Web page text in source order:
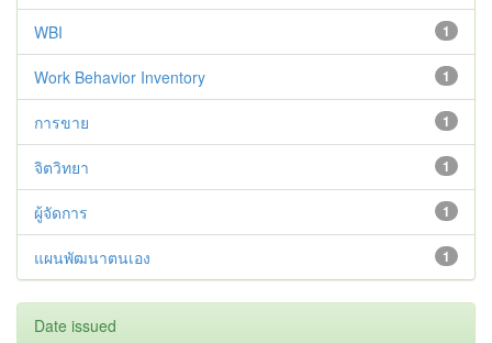
1
WBI
1
Work Behavior Inventory
1
การขาย
1
จิตวิทยา
1
ผู้จัดการ
1
แผนพัฒนาตนเอง
Date issued